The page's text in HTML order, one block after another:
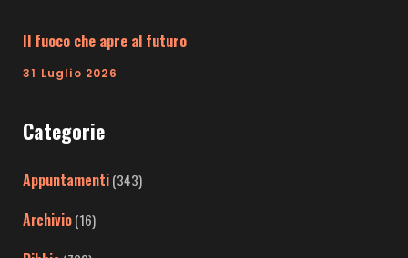
Il fuoco che apre al futuro
31 Luglio 2026
Categorie
Appuntamenti(343)
Archivio(16)